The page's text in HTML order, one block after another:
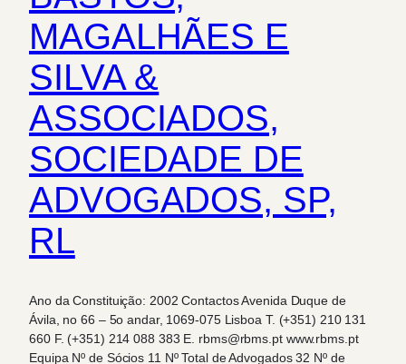
MAGALHÃES E
SILVA &
ASSOCIADOS,
SOCIEDADE DE
ADVOGADOS, SP,
RL
Ano da Constituição: 2002 Contactos Avenida Duque de
Ávila, no 66 – 5o andar, 1069-075 Lisboa T. (+351) 210 131
660 F. (+351) 214 088 383 E. rbms@rbms.pt www.rbms.pt
Equipa Nº de Sócios 11 Nº Total de Advogados 32 Nº de